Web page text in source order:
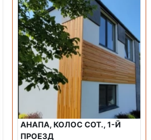
АНАПА, КОЛОС СОТ., 1-Й
ПРОЕЗД